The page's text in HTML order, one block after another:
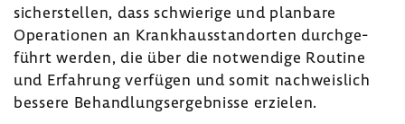
sicher­stellen, dass schwie­rige und plan­bare
Opera­tionen an Krank­haus­stand­orten durch­ge­
führt werden, die über die notwen­dige Routine
und Erfah­rung verfügen und somit nach­weis­lich
bessere Behand­lungs­er­geb­nisse erzielen.